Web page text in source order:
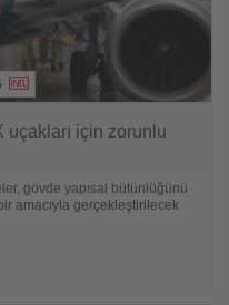
uçakları için zorunlu
gövde yapısal bütünlüğünü
amacıyla gerçekleştirilecek